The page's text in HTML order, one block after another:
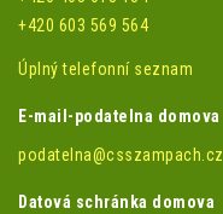
+420 603 569 564
Úplný telefonní seznam
E-mail-podatelna domova
podatelna@csszampach.cz
Datová schránka domova